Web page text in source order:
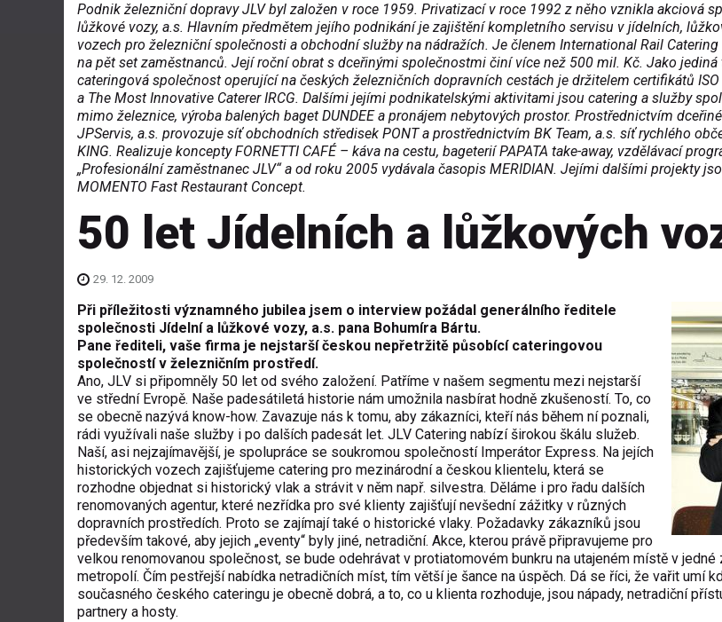
Podnik železniční dopravy JLV byl založen v roce 1959. Privatizací v roce 1992 z něho vznikla akciová
lůžkové vozy, a.s. Hlavním předmětem jejího podnikání je zajištění kompletního servisu v jídelních,
vozech pro železniční společnosti a obchodní služby na nádražích. Je členem International Rail Catering
na pět set zaměstnanců. Její roční obrat s dceřinými společnostmi činí více než 500 mil. Kč. Jako jediná
cateringová společnost operující na českých železničních dopravních cestách je držitelem certifikátů ISO
a The Most Innovative Caterer IRCG. Dalšími jejími podnikatelskými aktivitami jsou catering a služby
mimo železnice, výroba balených baget DUNDEE a pronájem nebytových prostor. Prostřednictvím
JPServis, a.s. provozuje síť obchodních středisek PONT a prostřednictvím BK Team, a.s. síť rychlého
KING. Realizuje koncepty FORNETTI CAFÉ – káva na cestu, bageterií PAPATA take-away, vzdělávací
„Profesionální zaměstnanec JLV“ a od roku 2005 vydávala časopis MERIDIAN. Jejími dalšími projekty
MOMENTO Fast Restaurant Concept.
50 let Jídelních a lůžkových
29. 12. 2009
Při příležitosti významného jubilea jsem o interview požádal generálního ředitele
společnosti Jídelní a lůžkové vozy, a.s. pana Bohumíra Bártu.
Pane řediteli, vaše firma je nejstarší českou nepřetržitě působící cateringovou
společností v železničním prostředí.
Ano, JLV si připomněly 50 let od svého založení. Patříme v našem segmentu mezi nejstarší
ve střední Evropě. Naše padesátiletá historie nám umožnila nasbírat hodně zkušeností. To, co
se obecně nazývá know-how. Zavazuje nás k tomu, aby zákazníci, kteří nás během ní poznali,
rádi využívali naše služby i po dalších padesát let. JLV Catering nabízí širokou škálu služeb.
Naší, asi nejzajímavější, je spolupráce se soukromou společností Imperátor Express. Na jejích
historických vozech zajišťujeme catering pro mezinárodní a českou klientelu, která se
rozhodne objednat si historický vlak a strávit v něm např. silvestra. Děláme i pro řadu dalších
renomovaných agentur, které nezřídka pro své klienty zajišťují nevšední zážitky v různých
dopravních prostředích. Proto se zajímají také o historické vlaky. Požadavky zákazníků jsou
především takové, aby jejich „eventy“ byly jiné, netradiční. Akce, kterou právě připravujeme pro
velkou renomovanou společnost, se bude odehrávat v protiatomovém bunkru na utajeném místě v
metropolí. Čím pestřejší nabídka netradičních míst, tím větší je šance na úspěch. Dá se říci, že vařit umí
současného českého cateringu je obecně dobrá, a to, co u klienta rozhoduje, jsou nápady, netradiční
partnery a hosty.